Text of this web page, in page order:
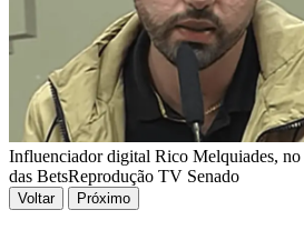
Influenciador digital Rico Melquiades, no
das BetsReprodução TV Senado
Voltar Próximo